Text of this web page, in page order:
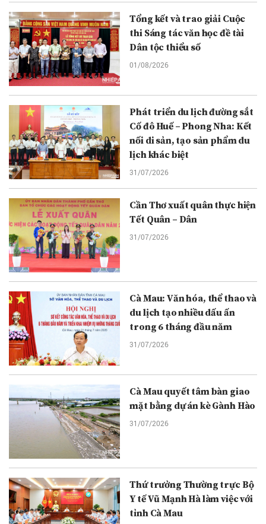
Tổng kết và trao giải Cuộc
thi Sáng tác văn học đề tài
Dân tộc thiểu số
01/08/2026
Phát triển du lịch đường sắt
Cố đô Huế – Phong Nha: Kết
nối di sản, tạo sản phẩm du
lịch khác biệt
31/07/2026
Cần Thơ xuất quân thực hiện
Tết Quân – Dân
31/07/2026
Cà Mau: Văn hóa, thể thao và
du lịch tạo nhiều dấu ấn
trong 6 tháng đầu năm
31/07/2026
Cà Mau quyết tâm bàn giao
mặt bằng dự án kè Gành Hào
31/07/2026
Thứ trưởng Thường trực Bộ
Y tế Vũ Mạnh Hà làm việc với
tỉnh Cà Mau